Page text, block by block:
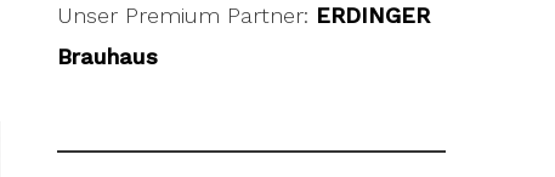
Unser Premium Partner: ERDINGER
Brauhaus